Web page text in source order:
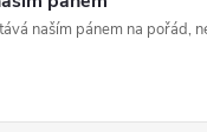
naším pánem na pořád,